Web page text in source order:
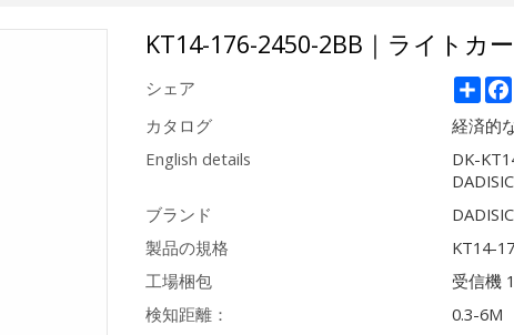
KT14-176-2450-2BB｜ライトカ
シェア
カタログ
経済的
English details
DK-
ブランド
製品の規格
KT14-
工場梱包
受信機
検知距離：
0.3-6M